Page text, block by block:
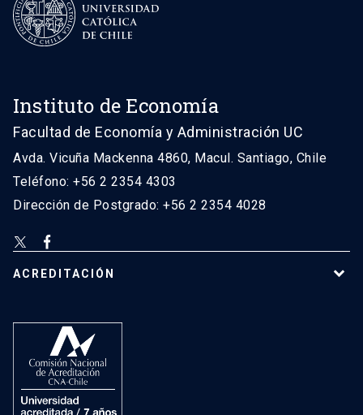
Instituto de Economía
Facultad de Economía y Administración UC
Avda. Vicuña Mackenna 4860, Macul. Santiago, Chile
Teléfono: +56 2 2354 4303
Dirección de Postgrado: +56 2 2354 4028
ACREDITACIÓN